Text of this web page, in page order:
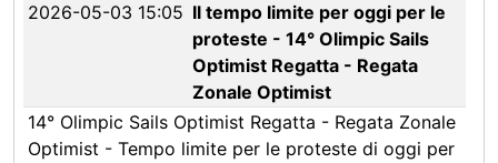
2026-05-03 15:05 Il tempo limite per oggi per le
proteste - 14° Olimpic Sails
Optimist Regatta - Regata
Zonale Optimist
14° Olimpic Sails Optimist Regatta - Regata Zonale
Optimist - Tempo limite per le proteste di oggi per